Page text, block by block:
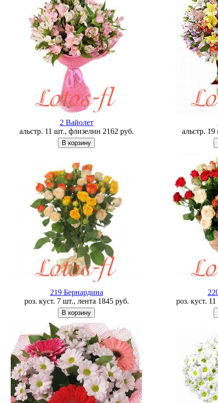
2 Вайолет
альстр. 11 шт., флизелин 2162 руб.
альстр.
219 Бернардина
роз. куст. 7 шт., лента 1845 руб.
роз. куст.